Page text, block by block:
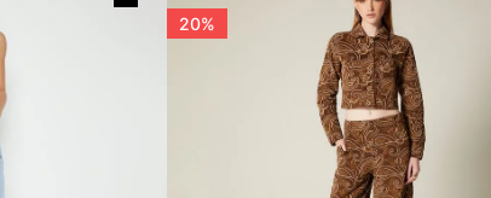
20%